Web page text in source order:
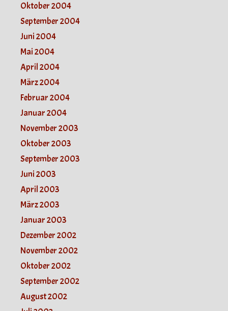
Oktober 2004
September 2004
Juni 2004
Mai 2004
April 2004
März 2004
Februar 2004
Januar 2004
November 2003
Oktober 2003
September 2003
Juni 2003
April 2003
März 2003
Januar 2003
Dezember 2002
November 2002
Oktober 2002
September 2002
August 2002